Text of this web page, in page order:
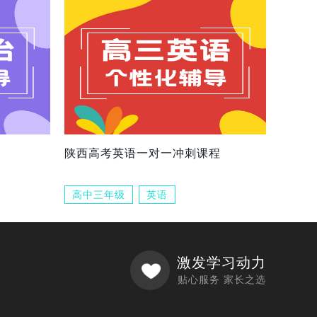
陕西高考英语一对一冲刺课程
高中三年级 英语
激发学习动力
贴心服务 家长之选